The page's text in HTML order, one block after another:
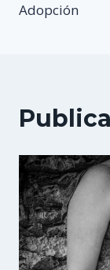
Adopción